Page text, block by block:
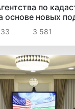
по
основе новых
3 581